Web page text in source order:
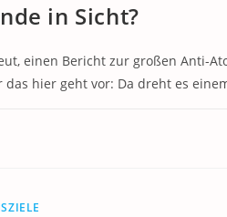
in Sicht?
einen Bericht zur großen Anti-
hier geht vor: Da dreht es